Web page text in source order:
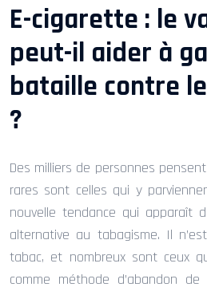
E-cigarette : le
peut-il aider à
bataille contre
?
Des milliers de personnes
rares sont celles qui y
nouvelle tendance qui apparaît
alternative au tabagisme. Il
tabac, et nombreux sont ceux
comme méthode d’abandon